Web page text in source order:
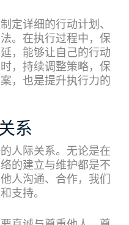
定详细的行动计划、
。在执行过程中，保
，能够让自己的行动
，持续调整策略，保
，也是提升执行力的
系
人际关系。无论是在
的建立与维护都是不
人沟通、合作，我们
支持。